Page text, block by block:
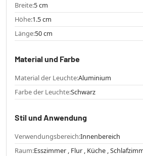
Breite:5 cm
Höhe:1.5 cm
Länge:50 cm
Material und Farbe
Material der Leuchte:Aluminium
Farbe der Leuchte:Schwarz
Stil und Anwendung
Verwendungsbereich:Innenbereich
Raum:Esszimmer , Flur , Küche ,